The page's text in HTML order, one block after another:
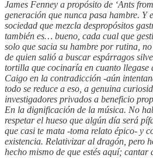
James Fenney a propósito de ‘Ants
generación que nunca pasa hambre. Y
sociedad que mezcla despropósitos
también es… bueno, cada cual que
solo que sacia su hambre por rutina,
de quien salió a buscar espárragos
tortilla que cocinaría en cuanto llegase
Caigo en la contradicción -aún
todo se reduce a eso, a genuina
investigadores privados a beneficio
En la dignificación de la música. No
respetar el hueso que algún día será
que casi te mata -toma relato épico- y
existencia. Relativizar al dragón, pero
hecho mismo de que estés aquí; cantar